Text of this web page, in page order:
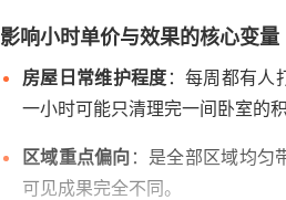
影响小时单价与效果的核心变量
房屋日常维护程度 ：每周都有人
一小时可能只清理完一间卧室的积
区域重点偏向 ：是全部区域均匀
可见成果完全不同。